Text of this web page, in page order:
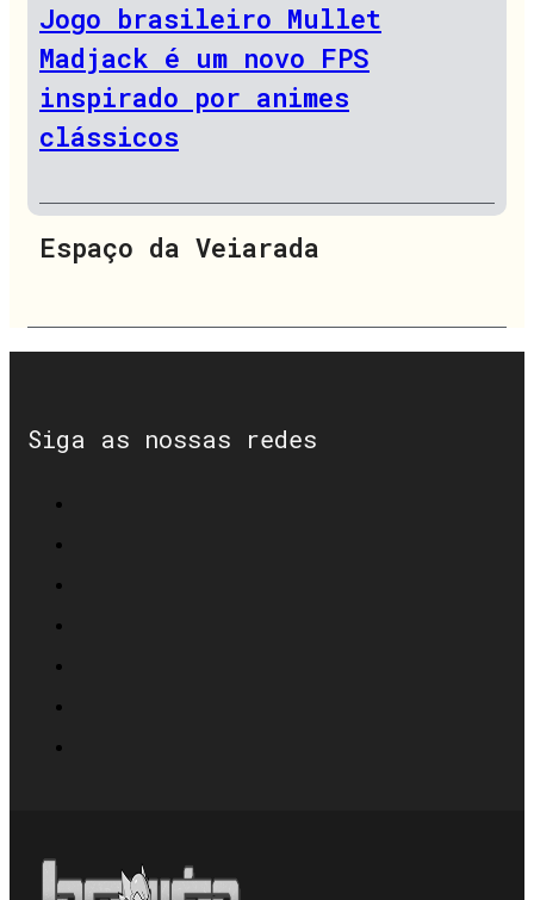
Jogo brasileiro Mullet
Madjack é um novo FPS
inspirado por animes
clássicos
Espaço da Veiarada
Siga as nossas redes